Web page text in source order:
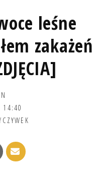
leśne
zakażeń